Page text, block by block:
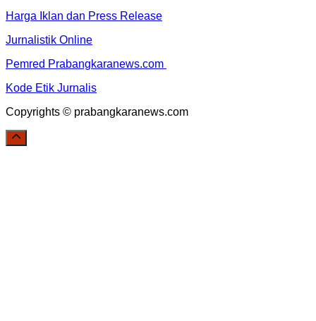
Harga Iklan dan Press Release
Jurnalistik Online
Pemred Prabangkaranews.com
Kode Etik Jurnalis
Copyrights © prabangkaranews.com